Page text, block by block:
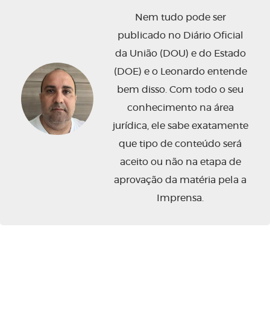
Nem tudo pode ser
publicado no Diário Oficial
da União (DOU) e do Estado
(DOE) e o Leonardo entende
bem disso. Com todo o seu
conhecimento na área
jurídica, ele sabe exatamente
que tipo de conteúdo será
aceito ou não na etapa de
aprovação da matéria pela a
Imprensa.